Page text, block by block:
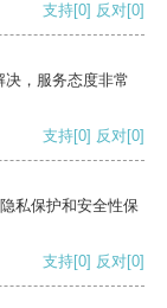
支持[0] 反对[0]
，服务态度非常
支持[0] 反对[0]
私保护和安全性保
支持[0] 反对[0]